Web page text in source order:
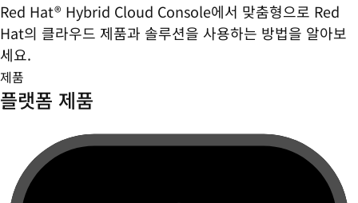
Red Hat® Hybrid Cloud Console에서 맞춤형으로 Red
Hat의 클라우드 제품과 솔루션을 사용하는 방법을 알아보
세요.
제품
플랫폼 제품